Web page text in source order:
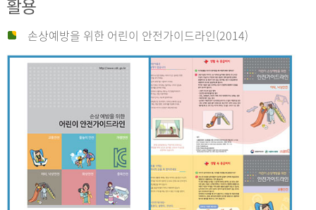
활용
손상예방을 위한 어린이 안전가이드라인(2014)